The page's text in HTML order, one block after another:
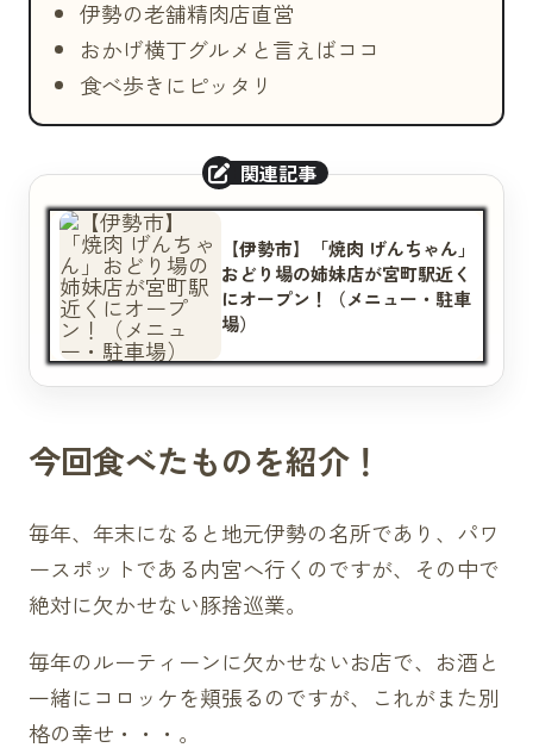
伊勢の老舗精肉店直営
おかげ横丁グルメと言えばココ
食べ歩きにピッタリ
【伊勢市】「焼肉 げんちゃん」
おどり場の姉妹店が宮町駅近く
にオープン！（メニュー・駐車
場）
今回食べたものを紹介！
毎年、年末になると地元伊勢の名所であり、パワ
ースポットである内宮へ行くのですが、その中で
絶対に欠かせない豚捨巡業。
毎年のルーティーンに欠かせないお店で、お酒と
一緒にコロッケを頬張るのですが、これがまた別
格の幸せ・・・。